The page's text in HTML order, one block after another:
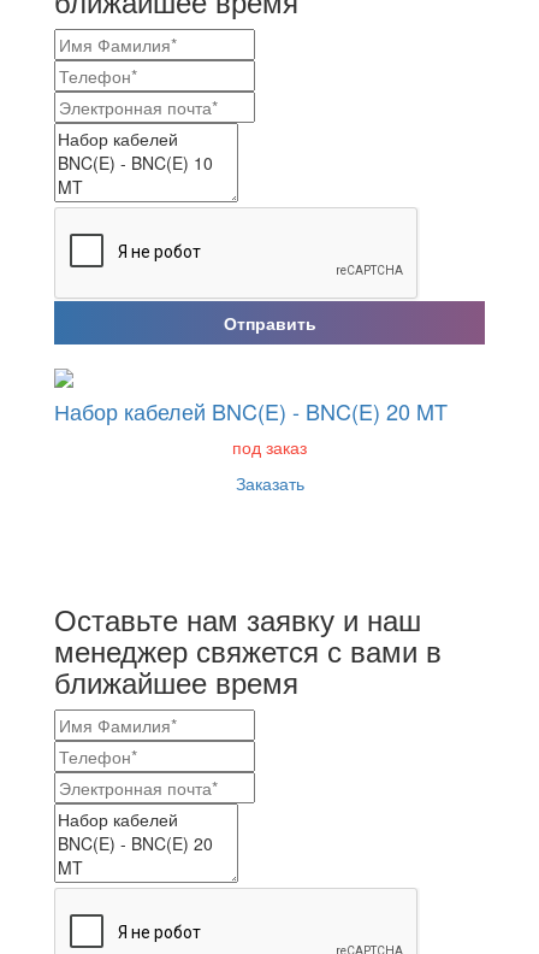
Отправить
Набор кабелей BNC(E) - BNC(E) 20 MT
под заказ
Заказать
Оставьте нам заявку и наш
менеджер свяжется с вами в
ближайшее время